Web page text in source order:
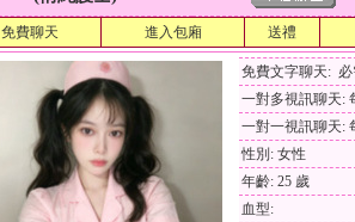
免費聊天 進入包廂 送禮
免費文字聊天:
一對多視訊聊天:
一對一視訊聊天:
性別: 女性
年齡: 25 歲
血型: